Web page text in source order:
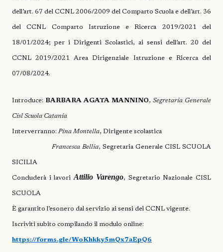
dell’art. 67 del CCNL 2006/2009 del Comparto Scuola e dell’art. 36
del CCNL Comparto Istruzione e Ricerca 2019/2021 del
18/01/2024; per i Dirigenti Scolastici, ai sensi dell’art. 20 del
CCNL 2019/2021 Area Dirigenziale Istruzione e Ricerca del
07/08/2024.
Introduce: BARBARA AGATA MANNINO, Segretaria Generale
Cisl Scuola Catania
Interverranno: Pina Montella, Dirigente scolastica
Francesca Bellia, Segretaria Generale CISL SCUOLA
SICILIA
Concluderà i lavoriAttilio Varengo, Segretario Nazionale CISL
SCUOLA
È garantito l’esonero dal servizio ai sensi del CCNL vigente.
Iscriviti subito compilando il modulo online:
https://forms.gle/WoKhkky5mQx7aEpQ6